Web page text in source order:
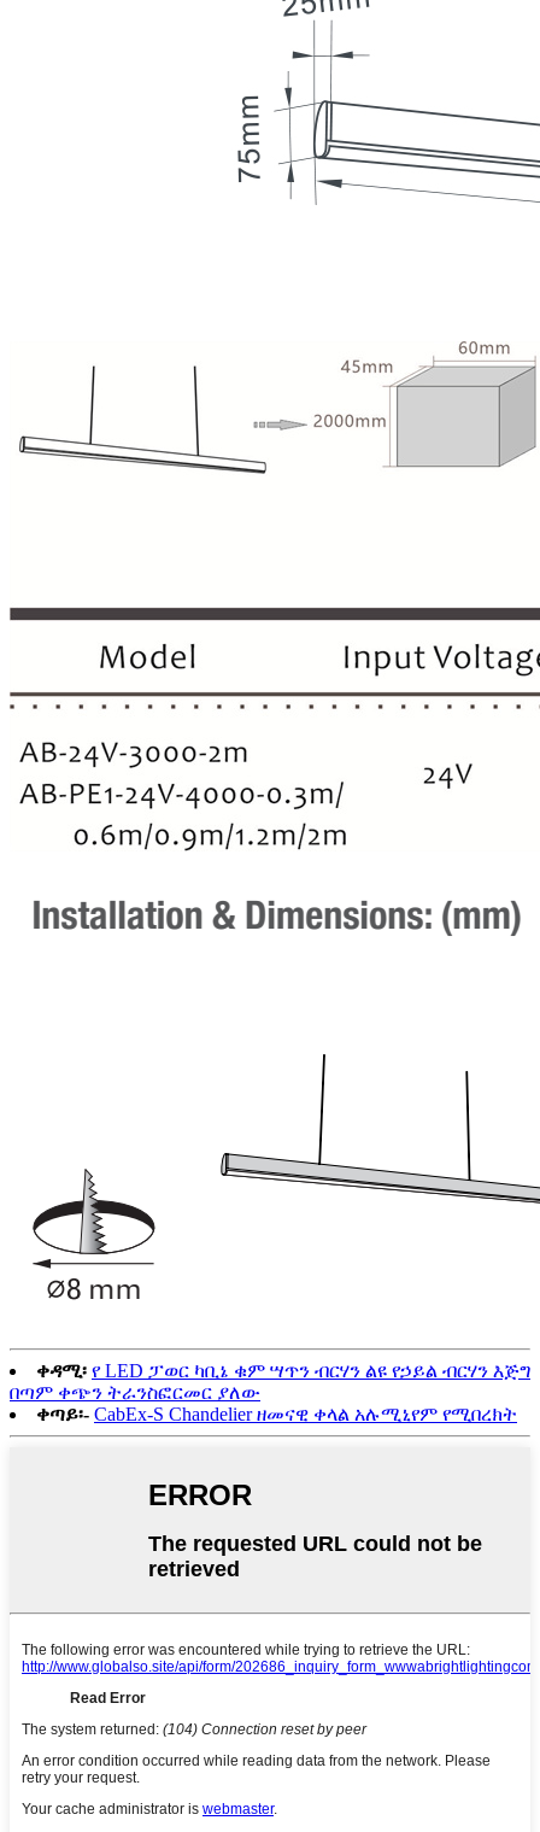
ቀዳሚ፡ የ LED ፓወር ካቢኔ ቁም ሣጥን ብርሃን ልዩ የኃይል ብርሃን እጅግ
በጣም ቀጭን ትራንስፎርመር ያለው
ቀጣይ፡- CabEx-S Chandelier ዘመናዊ ቀላል አሉሚኒየም የሚበረክት